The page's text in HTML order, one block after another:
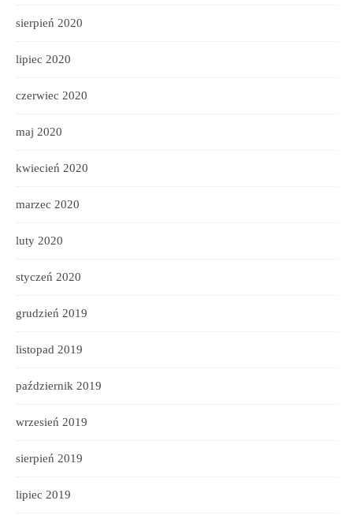
sierpień 2020
lipiec 2020
czerwiec 2020
maj 2020
kwiecień 2020
marzec 2020
luty 2020
styczeń 2020
grudzień 2019
listopad 2019
październik 2019
wrzesień 2019
sierpień 2019
lipiec 2019